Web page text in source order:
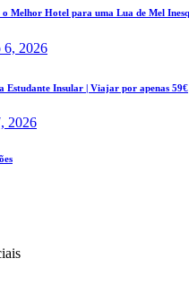
o Melhor Hotel para uma Lua de Mel
6, 2026
Estudante Insular | Viajar por apenas 59€
2026